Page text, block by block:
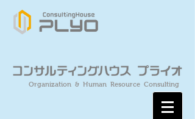
Organization & Human Resource Consulting